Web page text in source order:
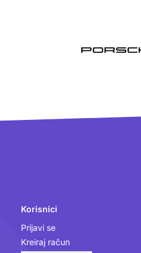
Korisnici
Prijavi se
Kreiraj račun